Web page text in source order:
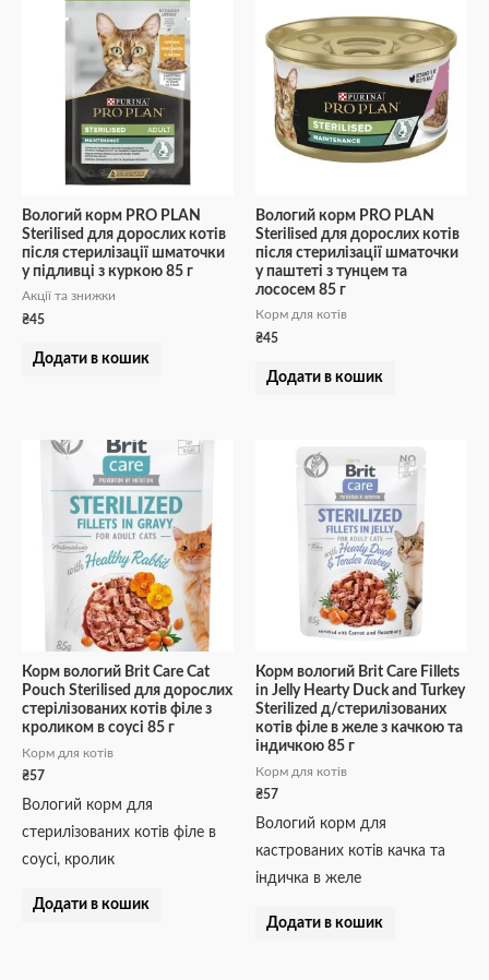
Вологий корм PRO PLAN
Sterilised для дорослих котів
після стерилізації шматочки
у підливці з куркою 85 г
Акції та знижки
₴45
Додати в кошик
Вологий корм PRO PLAN
Sterilised для дорослих котів
після стерилізації шматочки
у паштеті з тунцем та
лососем 85 г
Корм для котів
₴45
Додати в кошик
Корм вологий Brit Care Cat
Pouch Sterilised для дорослих
стерілізованих котів філе з
кроликом в соусі 85 г
Корм для котів
₴57
Вологий корм для
стерилізованих котів філе в
соусі, кролик
Додати в кошик
Корм вологий Brit Care Fillets
in Jelly Hearty Duck and Turkey
Sterilized д/стерилізованих
котів філе в желе з качкою та
індичкою 85 г
Корм для котів
₴57
Вологий корм для
кастрованих котів качка та
індичка в желе
Додати в кошик